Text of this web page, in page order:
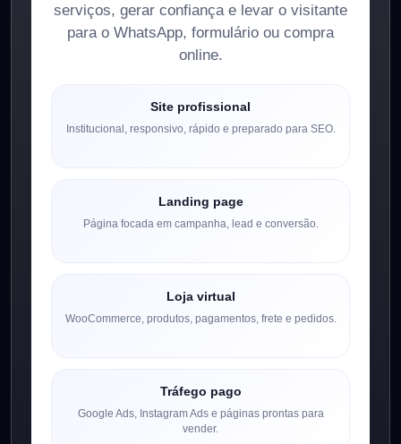
serviços, gerar confiança e levar o visitante
para o WhatsApp, formulário ou compra
online.
Site profissional
Institucional, responsivo, rápido e preparado para SEO.
Landing page
Página focada em campanha, lead e conversão.
Loja virtual
WooCommerce, produtos, pagamentos, frete e pedidos.
Tráfego pago
Google Ads, Instagram Ads e páginas prontas para
vender.